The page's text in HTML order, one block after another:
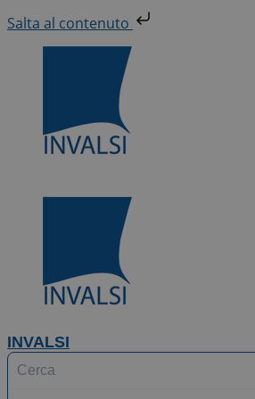
Salta al contenuto
al
INVALSI
Search